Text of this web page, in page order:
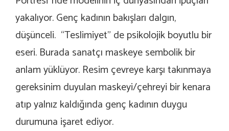
yakalıyor. Genç kadının bakışları dalgın,
düşünceli. “Teslimiyet” de psikolojik boyutlu bir
eseri. Burada sanatçı maskeye sembolik bir
anlam yüklüyor. Resim çevreye karşı takınmaya
gereksinim duyulan maskeyi/çehreyi bir kenara
atıp yalnız kaldığında genç kadının duygu
durumuna işaret ediyor.